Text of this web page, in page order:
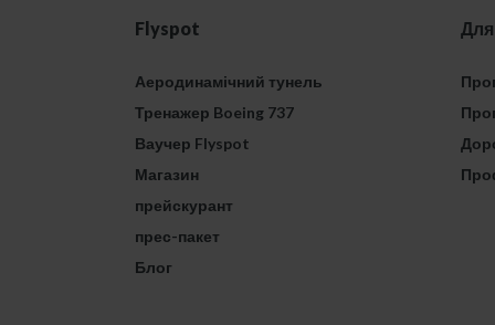
Flyspot
Аеродинамічний тунель
Тренажер Boeing 737
Ваучер Flyspot
Магазин
прейскурант
прес-пакет
Блог
Для